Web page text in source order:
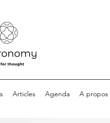
Articles Agenda A propos